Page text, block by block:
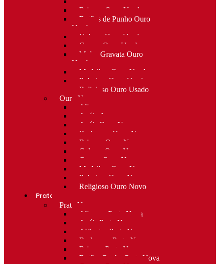
Brincos Ouro Usado
Botões de Punho Ouro
Usado
Colares Ouro Usado
Cruzes Ouro Usado
Molas Gravata Ouro
Usado
Medalhas Ouro Usado
Pulseiras Ouro Usado
Religioso Ouro Usado
Ouro Novo
Alianças
Anéis de curso
Anéis Ouro Novo
Berloques Ouro Novo
Brincos Ouro Novo
Colares Ouro Novo
Cruzes Ouro Novo
Medalhas Ouro Novo
Pulseiras Ouro Novo
Religioso Ouro Novo
Prata
Prata Nova
Alianças Prata Nova
Anéis Prata Nova
Alfinetes Prata Nova
Berloques Prata Nova
Brincos Prata Nova
Botões Punho Prata Nova